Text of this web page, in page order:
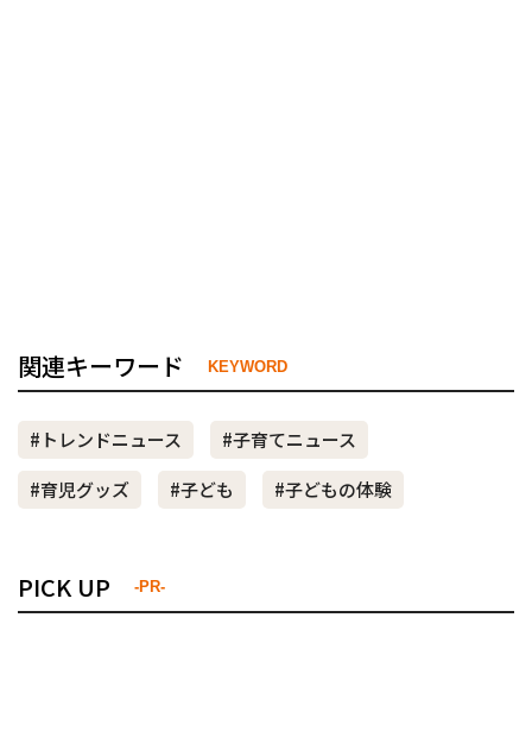
関連キーワード KEYWORD
#トレンドニュース
#子育てニュース
#育児グッズ
#子ども #子どもの体験
PICK UP -PR-